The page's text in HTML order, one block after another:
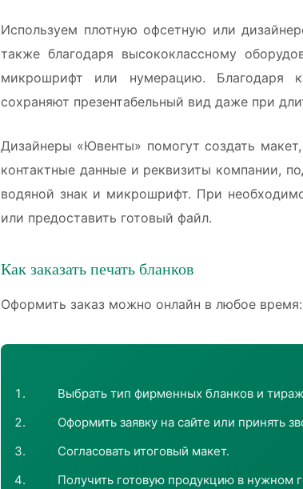
Используем плотную офсетную или
также благодаря высококлассному
микрошрифт или нумерацию. Благодаря
сохраняют презентабельный вид даже при
Дизайнеры «Ювенты» помогут создать
контактные данные и реквизиты компании,
водяной знак и микрошрифт. При
или предоставить готовый файл.
Как заказать печать бланков
Оформить заказ можно онлайн в любое время:
Выбрать тип фирменных бланков и
Оформить заявку на сайте или принять
Согласовать итоговый макет.
Получить готовую продукцию в нужном